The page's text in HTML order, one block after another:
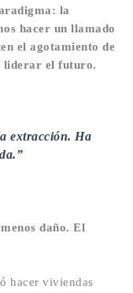
la
hacer un llamado
el agotamiento de
liderar el futuro.
extracción. Ha
daño. El
hacer viviendas